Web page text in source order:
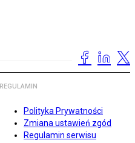
REGULAMIN
Polityka Prywatności
Zmiana ustawień zgód
Regulamin serwisu